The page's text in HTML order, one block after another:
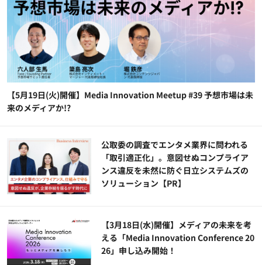
【5月19日(火)開催】Media Innovation Meetup #39 予想市場は未
来のメディアか!?
公​​取委の調査でエンタメ業界に問われる
「取引適正化」。意図せぬコンプライア
ンス違反を未然に防ぐ日立システムズの
ソリューション​【PR】
【3月18日(水)開催】メディアの未来を考
える「Media Innovation Conference 20
26」申し込み開始！